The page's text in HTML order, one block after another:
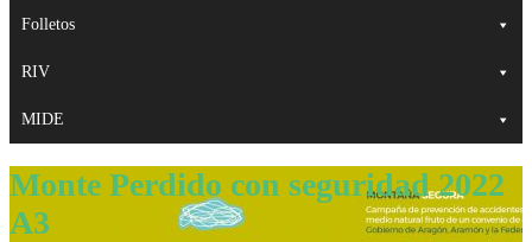
Folletos
RIV
MIDE
Monte Perdido con seguridad 2022
A3